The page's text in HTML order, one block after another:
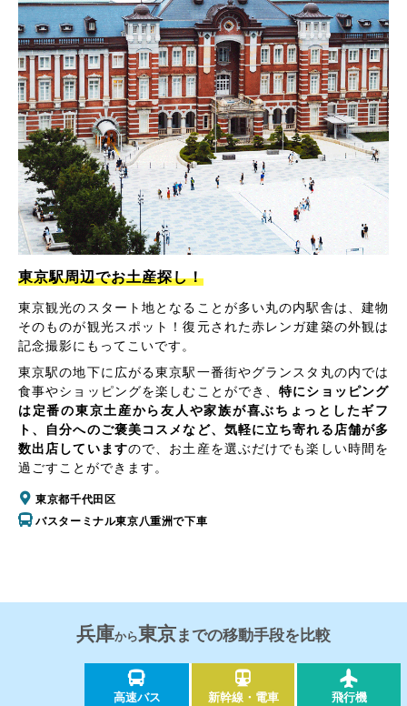
東京駅周辺でお土産探し！
東京観光のスタート地となることが多い丸の内駅舎は、建物
そのものが観光スポット！復元された赤レンガ建築の外観は
記念撮影にもってこいです。
東京駅の地下に広がる東京駅一番街やグランスタ丸の内では
食事やショッピングを楽しむことができ、特にショッピング
は定番の東京土産から友人や家族が喜ぶちょっとしたギフ
ト、自分へのご褒美コスメなど、気軽に立ち寄れる店舗が多
数出店していますので、お土産を選ぶだけでも楽しい時間を
過ごすことができます。
東京都千代田区
バスターミナル東京八重洲で下車
兵庫から東京までの移動手段を比較
高速バス 新幹線・電車 飛行機